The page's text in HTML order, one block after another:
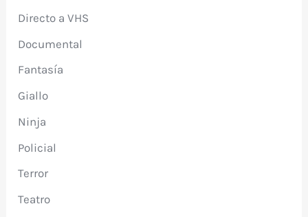
Directo a VHS
Documental
Fantasía
Giallo
Ninja
Policial
Terror
Teatro